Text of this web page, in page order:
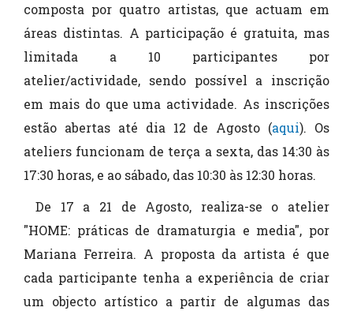
composta por quatro artistas, que actuam em
áreas distintas. A participação é gratuita, mas
limitada a 10 participantes por
atelier/actividade, sendo possível a inscrição
em mais do que uma actividade. As inscrições
estão abertas até dia 12 de Agosto (aqui). Os
ateliers funcionam de terça a sexta, das 14:30 às
17:30 horas, e ao sábado, das 10:30 às 12:30 horas.
De 17 a 21 de Agosto, realiza-se o atelier
"HOME: práticas de dramaturgia e media", por
Mariana Ferreira. A proposta da artista é que
cada participante tenha a experiência de criar
um objecto artístico a partir de algumas das